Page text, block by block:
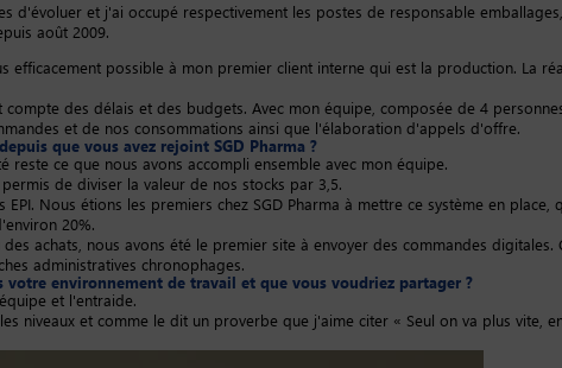
d'évoluer et j'ai occupé respectivement les postes de responsable
août 2009.
possible à mon premier client interne qui est la production. La
des délais et des budgets. Avec mon équipe, composée de 4
et de nos consommations ainsi que l'élaboration d'appels d'offre.
que vous avez rejoint SGD Pharma ?​
ce que nous avons accompli ensemble avec mon équipe.
de diviser la valeur de nos stocks par 3,5.
EPI. Nous étions les premiers chez SGD Pharma à mettre ce système en
20%.
achats, nous avons été le premier site à envoyer des commandes
administratives chronophages.
environnement de travail et que vous voudriez partager ?
et l'entraide.
niveaux et comme le dit un proverbe que j'aime citer « Seul on va plus vite,